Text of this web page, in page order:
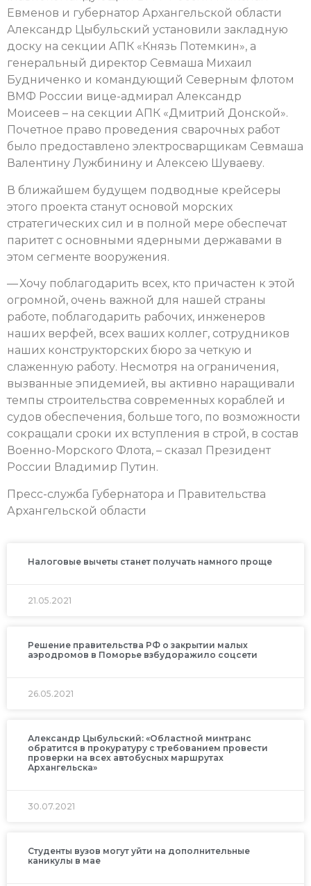
Евменов и губернатор Архангельской области
Александр Цыбульский установили закладную
доску на секции АПК «Князь Потемкин», а
генеральный директор Севмаша Михаил
Будниченко и командующий Северным флотом
ВМФ России вице-адмирал Александр
Моисеев – на секции АПК «Дмитрий Донской».
Почетное право проведения сварочных работ
было предоставлено электросварщикам Севмаша
Валентину Лужбинину и Алексею Шуваеву.
В ближайшем будущем подводные крейсеры
этого проекта станут основой морских
стратегических сил и в полной мере обеспечат
паритет с основными ядерными державами в
этом сегменте вооружения.
— Хочу поблагодарить всех, кто причастен к этой
огромной, очень важной для нашей страны
работе, поблагодарить рабочих, инженеров
наших верфей, всех ваших коллег, сотрудников
наших конструкторских бюро за четкую и
слаженную работу. Несмотря на ограничения,
вызванные эпидемией, вы активно наращивали
темпы строительства современных кораблей и
судов обеспечения, больше того, по возможности
сокращали сроки их вступления в строй, в состав
Военно-Морского Флота, – сказал Президент
России Владимир Путин.
Пресс-служба Губернатора и Правительства
Архангельской области
Налоговые вычеты станет получать намного проще
21.05.2021
Решение правительства РФ о закрытии малых
аэродромов в Поморье взбудоражило соцсети
26.05.2021
Александр Цыбульский: «Областной минтранс
обратится в прокуратуру с требованием провести
проверки на всех автобусных маршрутах
Архангельска»
30.07.2021
Студенты вузов могут уйти на дополнительные
каникулы в мае